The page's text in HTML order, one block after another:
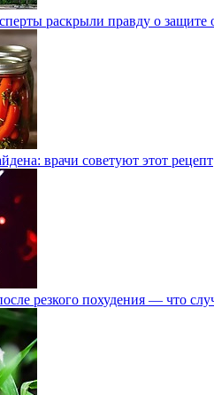
раскрыли правду о защите
врачи советуют этот рецепт
резкого похудения — что